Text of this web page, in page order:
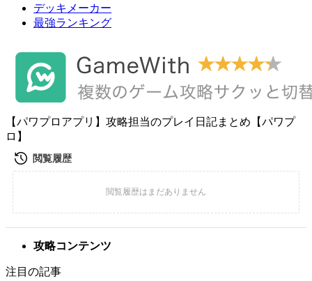
デッキメーカー
最強ランキング
【パワプロアプリ】攻略担当のプレイ日記まとめ【パワプ
ロ】
攻略コンテンツ
注目の記事